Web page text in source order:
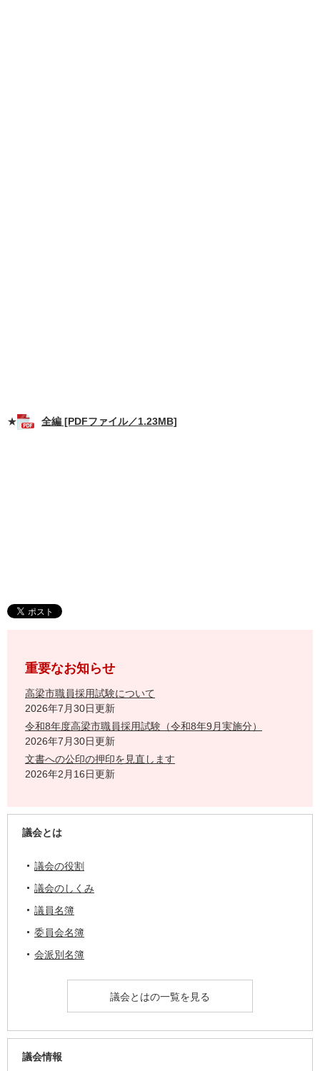
★ 全編 [PDFファイル／1.23MB]
重要なお知らせ
高梁市職員採用試験について
2026年7月30日更新
令和8年度高梁市職員採用試験（令和8年9月実施分）
2026年7月30日更新
文書への公印の押印を見直します
2026年2月16日更新
議会とは
議会の役割
議会のしくみ
議員名簿
委員会名簿
会派別名簿
議会とはの一覧を見る
議会情報